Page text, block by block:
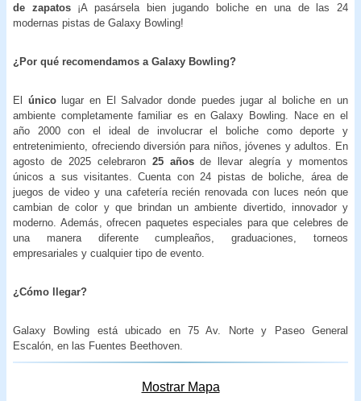
de zapatos¡A pasársela bien jugando boliche en una de las 24
modernas pistas de Galaxy Bowling!
¿Por qué recomendamos a Galaxy Bowling?
El únicolugar en El Salvador donde puedes jugar al boliche en un
ambiente completamente familiar es en Galaxy Bowling. Nace en el
año 2000 con el ideal de involucrar el boliche como deporte y
entretenimiento, ofreciendo diversión para niños, jóvenes y adultos. En
agosto de 2025 celebraron 25 añosde llevar alegría y momentos
únicos a sus visitantes. Cuenta con 24 pistas de boliche, área de
juegos de video y una cafetería recién renovada con luces neón que
cambian de color y que brindan un ambiente divertido, innovador y
moderno. Además, ofrecen paquetes especiales para que celebres de
una manera diferente cumpleaños, graduaciones, torneos
empresariales y cualquier tipo de evento.
¿Cómo llegar?
Galaxy Bowling está ubicado en 75 Av. Norte y Paseo General
Escalón, en las Fuentes Beethoven.
Mostrar Mapa